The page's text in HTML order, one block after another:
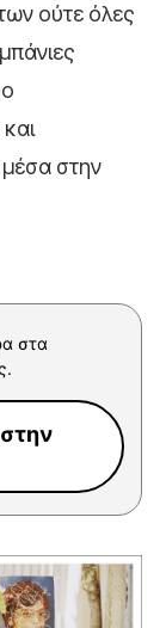
ούτε όλες
στην
στα